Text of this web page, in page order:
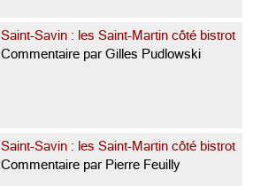
Saint-Savin : les Saint-Martin côté bistrot
Commentaire par Gilles Pudlowski
Saint-Savin : les Saint-Martin côté bistrot
Commentaire par Pierre Feuilly